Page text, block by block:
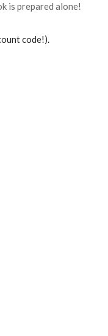
is prepared alone!
code!).